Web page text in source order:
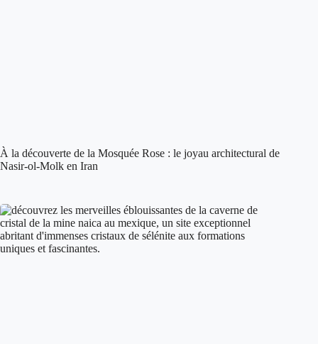
À la découverte de la Mosquée Rose : le joyau architectural de
Nasir-ol-Molk en Iran